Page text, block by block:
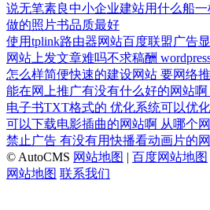
说无笔素良中小企业建站用什么船
做的照片书品质最好
使用tplink路由器网站百度联盟广告
网站上发文章难吗不求稿酬
怎么样简便快速的建设网站 要网络
能在网上推广有没有什么好的网站啊
电子书TXT格式的 优化系统可以优
可以下载电影插曲的网站啊 从哪个
禁止广告 有没有用快播看动画片的
© AutoCMS 网站地图 | 百度网站地图
网站地图 联系我们